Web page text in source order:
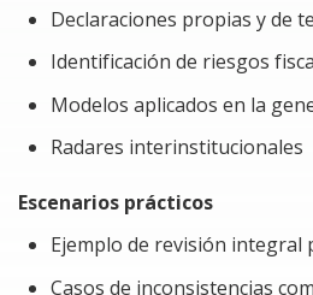
información en tiempo real
cuentas bancarias). El curso
mostrando las herramientas y
autoridad, pero considerando
diferencias entre ingresos
facturados.
Declaraciones propias y de
Identificación de riesgos
Modelos aplicados en la
Radares interinstitucionales
Escenarios prácticos
Ejemplo de revisión integral
Casos de inconsistencias